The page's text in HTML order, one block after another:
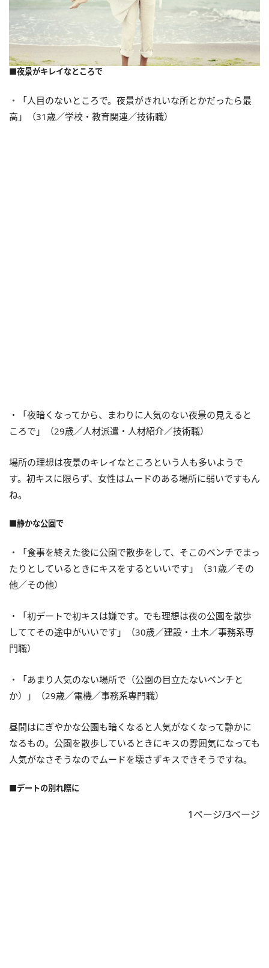
■夜景がキレイなところで
・「人目のないところで。夜景がきれいな所とかだったら最
高」（31歳／学校・教育関連／技術職）
・「夜暗くなってから、まわりに人気のない夜景の見えると
ころで」（29歳／人材派遣・人材紹介／技術職）
場所の理想は夜景のキレイなところという人も多いようで
す。初キスに限らず、女性はムードのある場所に弱いですもん
ね。
■静かな公園で
・「食事を終えた後に公園で散歩をして、そこのベンチでまっ
たりとしているときにキスをするといいです」（31歳／その
他／その他）
・「初デートで初キスは嫌です。でも理想は夜の公園を散歩
しててその途中がいいです」（30歳／建設・土木／事務系専
門職）
・「あまり人気のない場所で（公園の目立たないベンチと
か）」（29歳／電機／事務系専門職）
昼間はにぎやかな公園も暗くなると人気がなくなって静かに
なるもの。公園を散歩しているときにキスの雰囲気になっても
人気がなさそうなのでムードを壊さずキスできそうですね。
■デートの別れ際に
1ページ/3ページ